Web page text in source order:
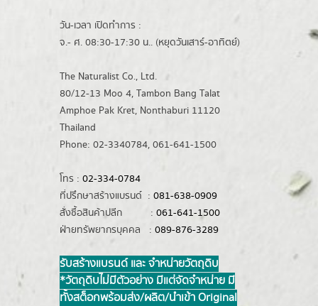
วัน-เวลา เปิดทำการ :
จ.- ศ. 08:30-17:30 น.. (หยุดวันเสาร์-อาทิตย์)
The Naturalist Co., Ltd.
80/12-13 Moo 4, Tambon Bang Talat
Amphoe Pak Kret, Nonthaburi 11120
Thailand
Phone: 02-3340784, 061-641-1500
โทร : 02-334-0784
ที่ปรึกษาสร้างแบรนด์ : 081-638-0909
สั่งซื้อสินค้าปลีก : 061-641-1500
ฝ่ายทรัพยากรบุคคล : 089-876-3289
รับสร้างแบรนด์ และ จำหน่ายวัตถุดิบ
*วัตถุดิบไม่มีตัวอย่าง มีแต่จัดจำหน่าย มี
ทั้งสต็อกพร้อมส่ง/ผลิต/นำเข้า Original